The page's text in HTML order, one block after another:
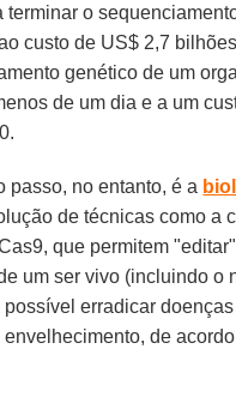
terminar o
custo de US$ 2,7
genético de um
de um dia e a um
passo, no entanto, é a
de técnicas como a
que permitem
um ser vivo (incluindo o
possível erradicar
envelhecimento, de